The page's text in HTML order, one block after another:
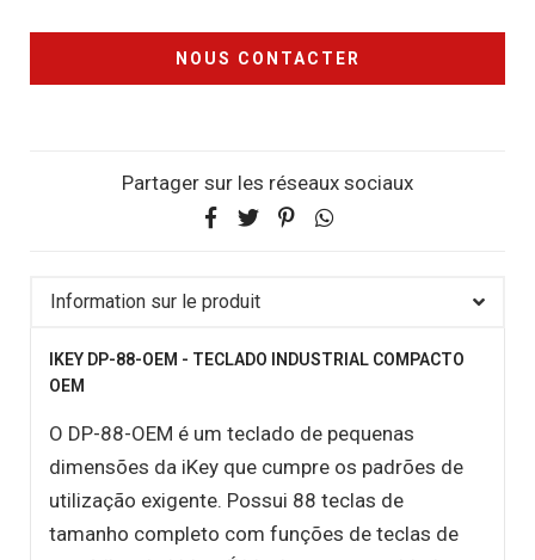
NOUS CONTACTER
Partager sur les réseaux sociaux
Information sur le produit
IKEY DP-88-OEM - TECLADO INDUSTRIAL COMPACTO
OEM
O DP-88-OEM é um teclado de pequenas
dimensões da iKey que cumpre os padrões de
utilização exigente. Possui 88 teclas de
tamanho completo com funções de teclas de